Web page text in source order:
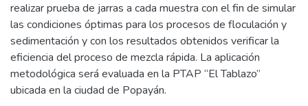
realizar prueba de jarras a cada muestra con el fin de simular
las condiciones óptimas para los procesos de floculación y
sedimentación y con los resultados obtenidos verificar la
eficiencia del proceso de mezcla rápida. La aplicación
metodológica será evaluada en la PTAP “El Tablazo”
ubicada en la ciudad de Popayán.